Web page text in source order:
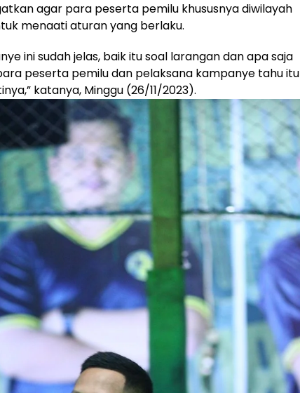
agar para peserta pemilu khususnya diwilayah
menaati aturan yang berlaku.
ini sudah jelas, baik itu soal larangan dan apa saja
peserta pemilu dan pelaksana kampanye tahu itu
katanya, Minggu (26/11/2023).